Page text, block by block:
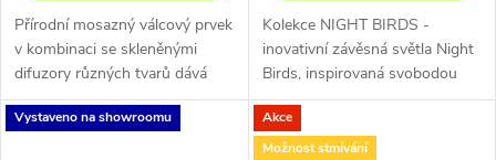
Přírodní mosazný válcový prvek
v kombinaci se skleněnými
difuzory různých tvarů dává
vzniknout jemné a elegantní
kolekci.
Kolekce NIGHT BIRDS -
inovativní závěsná světla Night
Birds, inspirovaná svobodou
letu ptáků, dodávají každému
interiéru poetické kouzlo a
bezkonkurenční dynamiku.
Vystaveno na showroomu
Akce
Možnost stmívání